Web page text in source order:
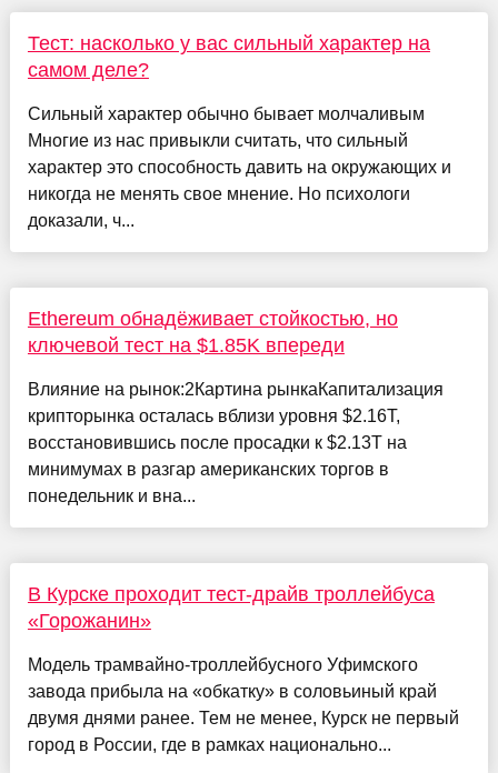
Тест: насколько у вас сильный характер на
самом деле?
Сильный характер обычно бывает молчаливым
Многие из нас привыкли считать, что сильный
характер это способность давить на окружающих и
никогда не менять свое мнение. Но психологи
доказали, ч...
Ethereum обнадёживает стойкостью, но
ключевой тест на $1.85K впереди
Влияние на рынок:2Картина рынкаКапитализация
крипторынка осталась вблизи уровня $2.16T,
восстановившись после просадки к $2.13T на
минимумах в разгар американских торгов в
понедельник и вна...
В Курске проходит тест-драйв троллейбуса
«Горожанин»
Модель трамвайно-троллейбусного Уфимского
завода прибыла на «обкатку» в соловьиный край
двумя днями ранее. Тем не менее, Курск не первый
город в России, где в рамках национально...